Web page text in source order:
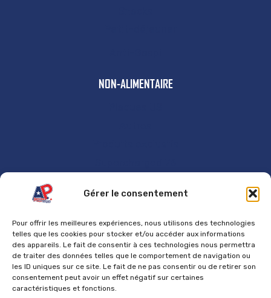
Gérer le consentement
Pour offrir les meilleures expériences, nous utilisons des technologies
telles que les cookies pour stocker et/ou accéder aux informations
des appareils. Le fait de consentir à ces technologies nous permettra
de traiter des données telles que le comportement de navigation ou
les ID uniques sur ce site. Le fait de ne pas consentir ou de retirer son
consentement peut avoir un effet négatif sur certaines
caractéristiques et fonctions.
NON-ALIMENTAIRE
GÉNÉRAL
Contact
Mentions Légales
Politique de cookies
Politique de confidentialité